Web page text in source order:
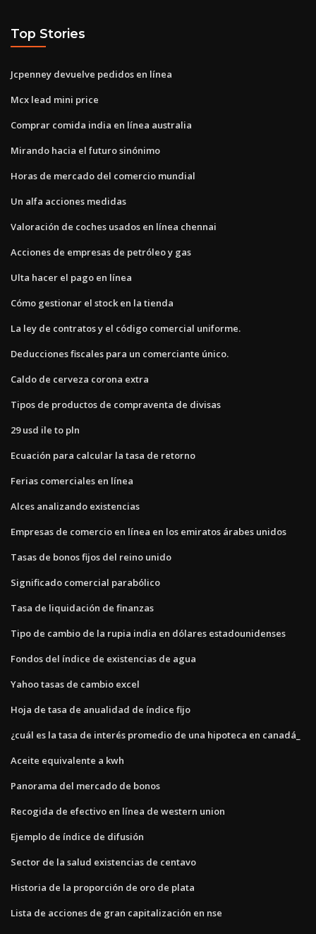
Top Stories
Jcpenney devuelve pedidos en línea
Mcx lead mini price
Comprar comida india en línea australia
Mirando hacia el futuro sinónimo
Horas de mercado del comercio mundial
Un alfa acciones medidas
Valoración de coches usados ​​en línea chennai
Acciones de empresas de petróleo y gas
Ulta hacer el pago en línea
Cómo gestionar el stock en la tienda
La ley de contratos y el código comercial uniforme.
Deducciones fiscales para un comerciante único.
Caldo de cerveza corona extra
Tipos de productos de compraventa de divisas
29 usd ile to pln
Ecuación para calcular la tasa de retorno
Ferias comerciales en línea
Alces analizando existencias
Empresas de comercio en línea en los emiratos árabes unidos
Tasas de bonos fijos del reino unido
Significado comercial parabólico
Tasa de liquidación de finanzas
Tipo de cambio de la rupia india en dólares estadounidenses
Fondos del índice de existencias de agua
Yahoo tasas de cambio excel
Hoja de tasa de anualidad de índice fijo
¿cuál es la tasa de interés promedio de una hipoteca en canadá_
Aceite equivalente a kwh
Panorama del mercado de bonos
Recogida de efectivo en línea de western union
Ejemplo de índice de difusión
Sector de la salud existencias de centavo
Historia de la proporción de oro de plata
Lista de acciones de gran capitalización en nse